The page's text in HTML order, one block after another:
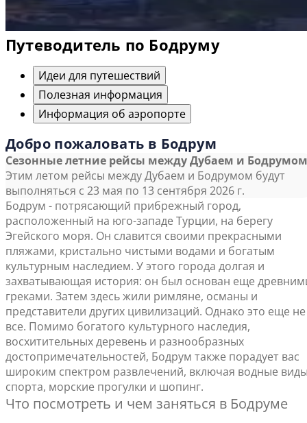
Путеводитель по Бодруму
Идеи для путешествий
Полезная информация
Информация об аэропорте
Добро пожаловать в Бодрум
Сезонные летние рейсы между Дубаем и Бодрумом
Этим летом рейсы между Дубаем и Бодрумом будут
выполняться с 23 мая по 13 сентября 2026 г.
Бодрум - потрясающий прибрежный город,
расположенный на юго-западе Турции, на берегу
Эгейского моря. Он славится своими прекрасными
пляжами, кристально чистыми водами и богатым
культурным наследием. У этого города долгая и
захватывающая история: он был основан еще
греками. Затем здесь жили римляне, османы и
представители других цивилизаций. Однако это еще не
все. Помимо богатого культурного наследия,
восхитительных деревень и разнообразных
достопримечательностей, Бодрум также порадует вас
широким спектром развлечений, включая водные
спорта, морские прогулки и шопинг.
Что посмотреть и чем заняться в Бодруме